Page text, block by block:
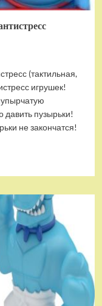
(тактильная,
игрушек!
давить пузырьки!
не закончатся!